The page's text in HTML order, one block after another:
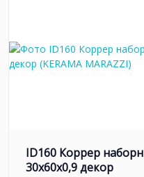
ID160 Коррер
30x60x0,9 декор